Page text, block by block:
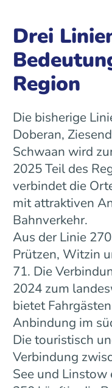
Drei
Region
Die bisherige
Doberan,
Schwaan wird
2025 Teil des
verbindet die
mit attraktiven
Bahnverkehr.
Aus der Linie
Prützen, Witzin
71. Die
2024 zum
bietet
Anbindung im
Die touristisch
Verbindung
See und